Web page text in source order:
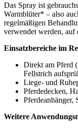
Das Spray ist
Warmblüter* – also
regelmäßigen
verwendet werden, auf
Einsatzbereiche im
Direkt am Pferd
Fellstrich
Liege- und
Pferdedecken,
Pferdeanhänger,
Weitere